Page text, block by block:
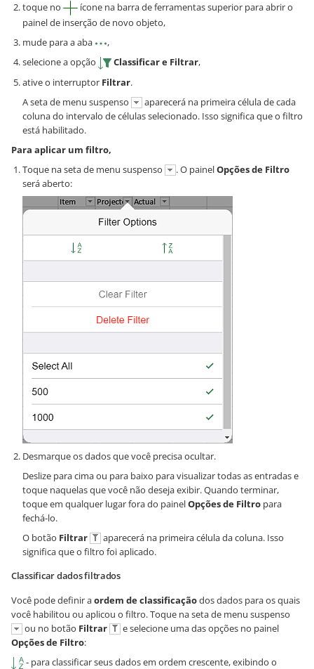
toque no
ícone na barra de ferramentas superior para abrir o
painel de inserção de novo objeto,
mude para a aba
,
selecione a opção
Classificar e Filtrar,
ative o interruptor Filtrar.
A seta de menu suspenso
aparecerá na primeira célula de cada
coluna do intervalo de células selecionado. Isso significa que o filtro
está habilitado.
Para aplicar um filtro,
Toque na seta de menu suspenso
. O painelOpções de Filtro
será aberto:
Desmarque os dados que você precisa ocultar.
Deslize para cima ou para baixo para visualizar todas as entradas e
toque naquelas que você não deseja exibir. Quando terminar,
toque em qualquer lugar fora do painelOpções de Filtro para
fechá-lo.
O botão Filtrar
aparecerá na primeira célula da coluna. Isso
significa que o filtro foi aplicado.
Classificar dados filtrados
Você pode definir aordem de classificaçãodos dados para os quais
você habilitou ou aplicou o filtro. Toque na seta de menu suspenso
ou no botão Filtrar
e selecione uma das opções no painel
Opções de Filtro:
- para classificar seus dados em ordem crescente, exibindo o